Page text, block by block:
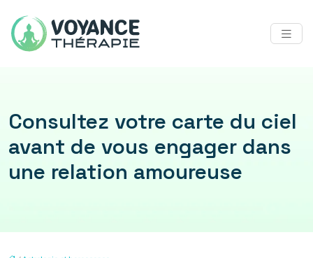
Consultez votre carte du ciel
avant de vous engager dans
une relation amoureuse